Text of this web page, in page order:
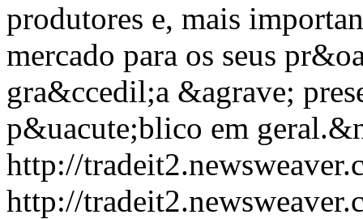
produtores e, mais
mercado para os seus
gra&ccedil;a &agrave;
p&uacute;blico em
http://
http://